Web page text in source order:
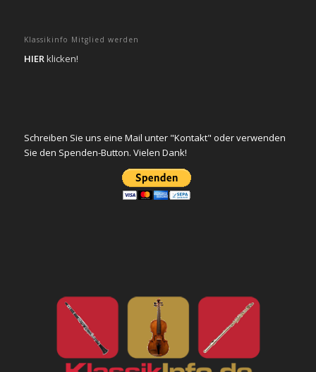
Klassikinfo Mitglied werden
HIERklicken!
Schreiben Sie uns eine Mail unter "Kontakt" oder verwenden
Sie den Spenden-Button. Vielen Dank!